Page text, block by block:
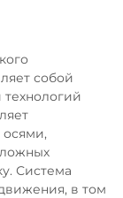
собой
осями,
Система
в том